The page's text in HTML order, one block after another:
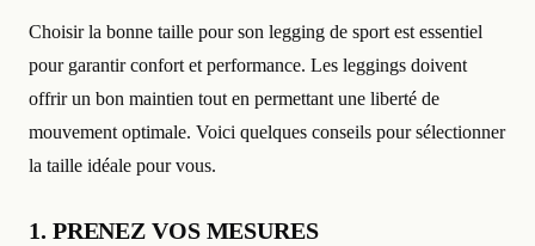
Choisir la bonne taille pour son legging de sport est essentiel
pour garantir confort et performance. Les leggings doivent
offrir un bon maintien tout en permettant une liberté de
mouvement optimale. Voici quelques conseils pour sélectionner
la taille idéale pour vous.
1. PRENEZ VOS MESURES